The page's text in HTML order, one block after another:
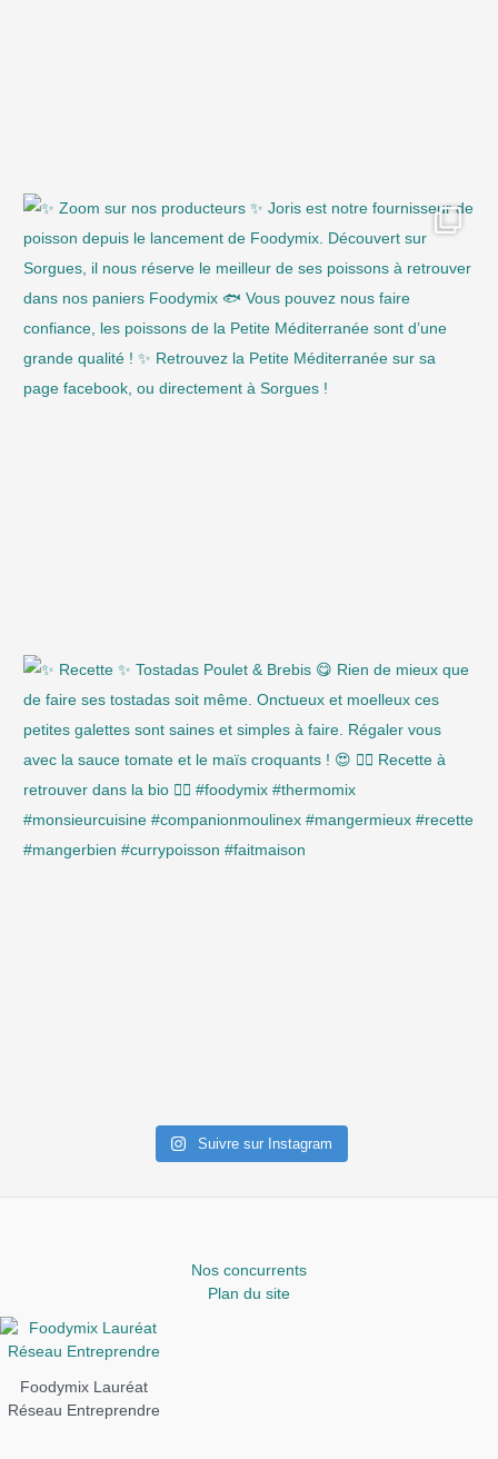
Suivre sur Instagram
Nos concurrents
Plan du site
Foodymix Lauréat
Réseau Entreprendre